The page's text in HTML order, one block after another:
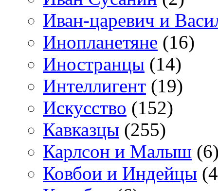
Иван-царевич и
Инопланетяне (16)
Иностранцы (14)
Интеллигент (19)
Искусство (152)
Кавказцы (255)
Карлсон и Малыш
Ковбои и Индейцы